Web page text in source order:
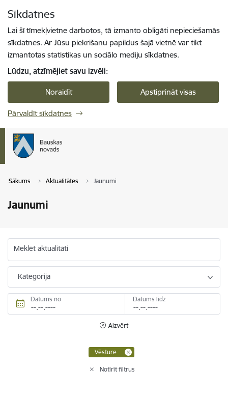
Sīkdatnes
Lai šī tīmekļvietne darbotos, tā izmanto obligāti nepieciešamās
sīkdatnes. Ar Jūsu piekrišanu papildus šajā vietnē var tikt
izmantotas statistikas un sociālo mediju sīkdatnes.
Lūdzu, atzīmējiet savu izvēli:
Noraidīt Apstiprināt visas
Pārvaldīt sīkdatnes
Sākums Aktualitātes Jaunumi
Jaunumi
Meklēt aktualitāti
Kategorija
Datums no Datums līdz
Aizvērt
Vēsture
Notīrīt filtrus